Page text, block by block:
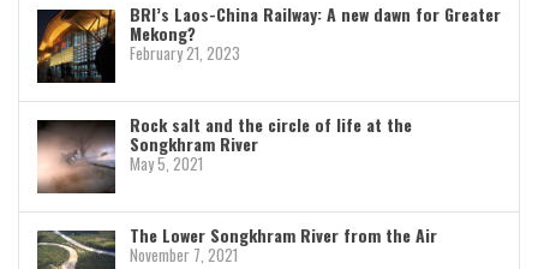
BRI’s Laos-China Railway: A new dawn for Greater
Mekong?
February 21, 2023
Rock salt and the circle of life at the
Songkhram River
May 5, 2021
The Lower Songkhram River from the Air
November 7, 2021